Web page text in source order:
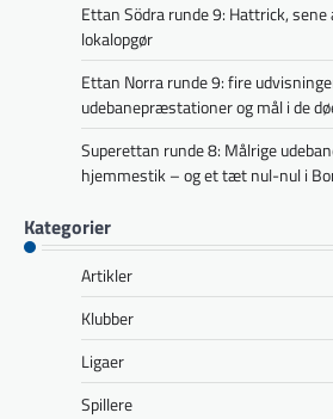
Ettan Södra runde 9: Hattrick,
lokalopgør
Ettan Norra runde 9: fire
udebanepræstationer og mål i de
Superettan runde 8: Målrige
hjemmestik – og et tæt nul-nul i
Kategorier
Artikler
Klubber
Ligaer
Spillere